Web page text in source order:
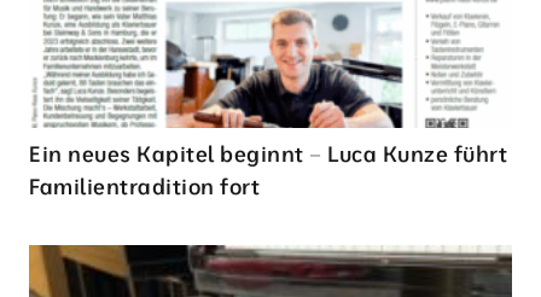
Ein neues Kapitel beginnt – Luca Kunze führt
Familientradition fort